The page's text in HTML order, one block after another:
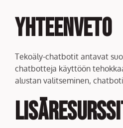
Yhteenveto
Tekoäly-chatbotit antavat
chatbotteja käyttöön
alustan valitseminen,